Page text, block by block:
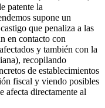
patente la
supone un
que penaliza a las
en contacto con
y también con la
recopilando
de establecimientos
fiscal y viendo posibles
afecta directamente al